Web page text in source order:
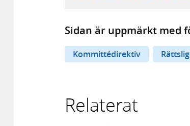
Sidan är uppmärkt med
Kommittédirektiv
Relaterat